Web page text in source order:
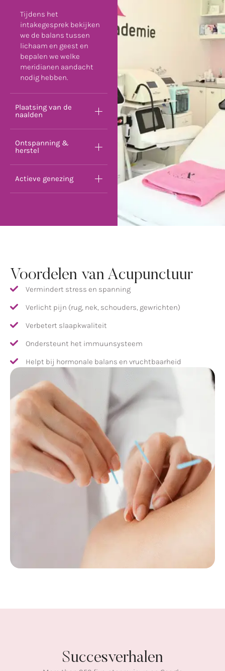
Tijdens het
intakegesprek bekijken
we de balans tussen
lichaam en geest en
bepalen we welke
meridianen aandacht
nodig hebben.
Plaatsing van de
naalden
Ontspanning &
herstel
Actieve genezing
Voordelen van Acupunctuur
Vermindert stress en spanning
Verlicht pijn (rug, nek, schouders, gewrichten)
Verbetert slaapkwaliteit
Ondersteunt het immuunsysteem
Helpt bij hormonale balans en vruchtbaarheid
Succesverhalen